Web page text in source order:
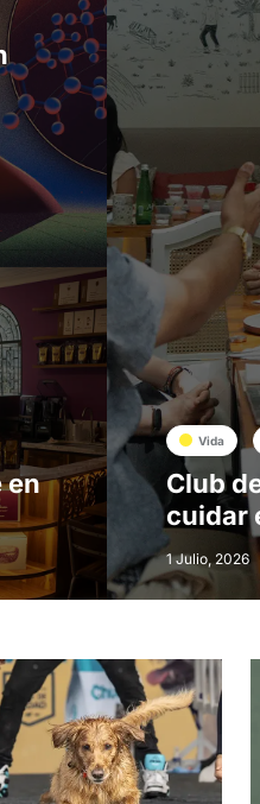
en
Vida
Club
cuidar
1 Julio, 2026